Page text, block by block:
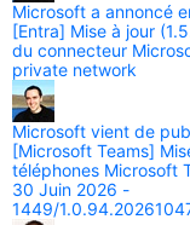
Microsoft a annoncé
[Entra] Mise à jour
du connecteur
private network
Microsoft vient de
[Microsoft Teams]
téléphones Microsoft
30 Juin 2026 -
1449/